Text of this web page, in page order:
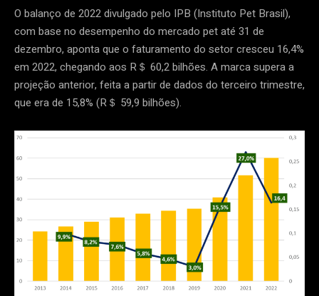
O balanço de 2022 divulgado pelo IPB (Instituto Pet Brasil),
com base no desempenho do mercado pet até 31 de
dezembro, aponta que o faturamento do setor cresceu 16,4%
em 2022, chegando aos R＄ 60,2 bilhões. A marca supera a
projeção anterior, feita a partir de dados do terceiro trimestre,
que era de 15,8% (R＄ 59,9 bilhões).